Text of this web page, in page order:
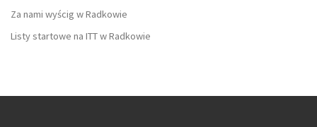
Za nami wyścig w Radkowie
Listy startowe na ITT w Radkowie